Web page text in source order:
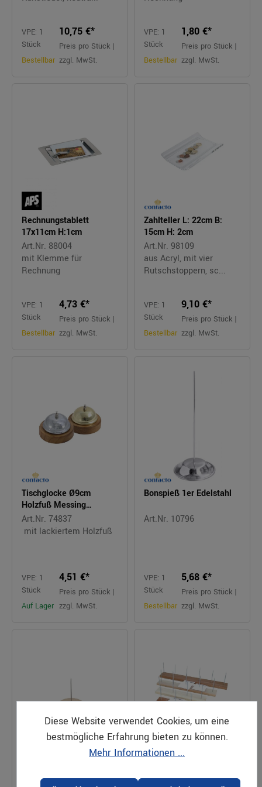
VPE: 1
Stück
Bestellbar
10,75 €*
Preis pro Stück |
zzgl. MwSt.
VPE: 1
Stück
Bestellbar
1,80 €*
Preis pro Stück |
zzgl. MwSt.
Rechnungstablett
17x11cm H:1cm
Art.Nr. 88004
mit Klemme für
Rechnung
VPE: 1
Stück
Bestellbar
4,73 €*
Preis pro Stück |
zzgl. MwSt.
Zahlteller L: 22cm B:
15cm H: 2cm
Art.Nr. 98109
aus Acryl, mit vier
Rutschstoppern, sc...
VPE: 1
Stück
Bestellbar
9,10 €*
Preis pro Stück |
zzgl. MwSt.
Tischglocke Ø9cm
Holzfuß Messing
beschichtet
Art.Nr. 74837
mit lackiertem Holzfuß
VPE: 1
Stück
Auf Lager
4,51 €*
Preis pro Stück |
zzgl. MwSt.
Bonspieß 1er Edelstahl
Art.Nr. 10796
VPE: 1
Stück
Bestellbar
5,68 €*
Preis pro Stück |
zzgl. MwSt.
lackiert
Buche lackiert
Diese Website verwendet Cookies, um eine
bestmögliche Erfahrung bieten zu können.
Mehr Informationen ...